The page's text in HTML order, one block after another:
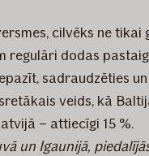
cilvēks ne
regulāri dodas
sadraudzēties
veids, kā
– attiecīgi 15 %.
un Igaunijā,